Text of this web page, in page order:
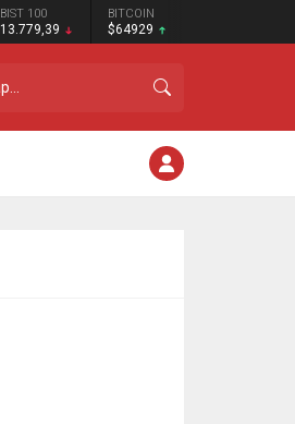
BIST 100
13.779,39
BITCOIN
$64929